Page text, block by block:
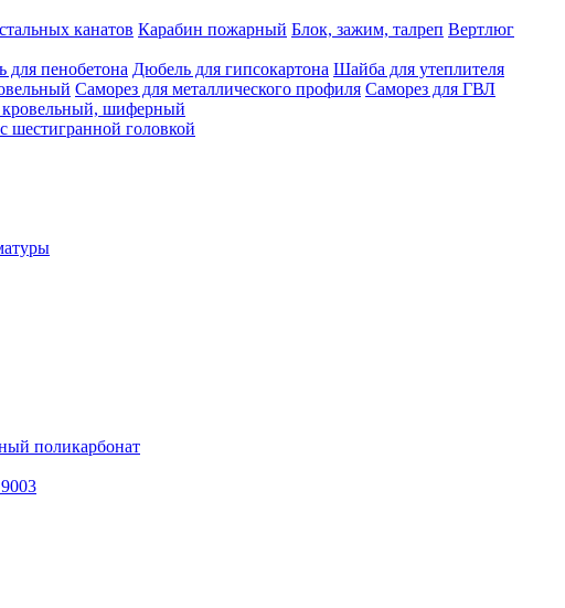
канатов Карабин пожарный Блок, зажим, талреп Вертлюг
для пенобетона Дюбель для гипсокартона Шайба для утеплителя
Саморез для металлического профиля Саморез для ГВЛ
шиферный
шестигранной головкой
поликарбонат